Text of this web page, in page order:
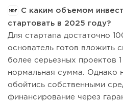
С каким объемом
стартовать в 2025 году?
Для стартапа достаточно
основатель готов вложить
более серьезных
нормальная сумма. Однако
обойтись собственными
финансирование через